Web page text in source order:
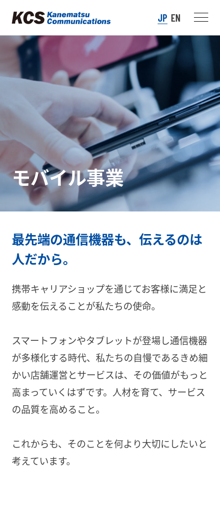
JP EN
モバイル事業
最先端の通信機器も、伝えるのは
人だから。
携帯キャリアショップを通じてお客様に満足と
感動を伝えることが私たちの使命。
スマートフォンやタブレットが登場し通信機器
が多様化する時代、私たちの自慢であるきめ細
かい店舗運営とサービスは、その価値がもっと
高まっていくはずです。人材を育て、サービス
の品質を高めること。
これからも、そのことを何より大切にしたいと
考えています。